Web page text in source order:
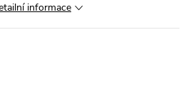
informace